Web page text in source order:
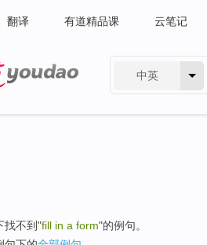
翻译 有道精品课 云笔记
中英
找不到"fill in a form"的例句。